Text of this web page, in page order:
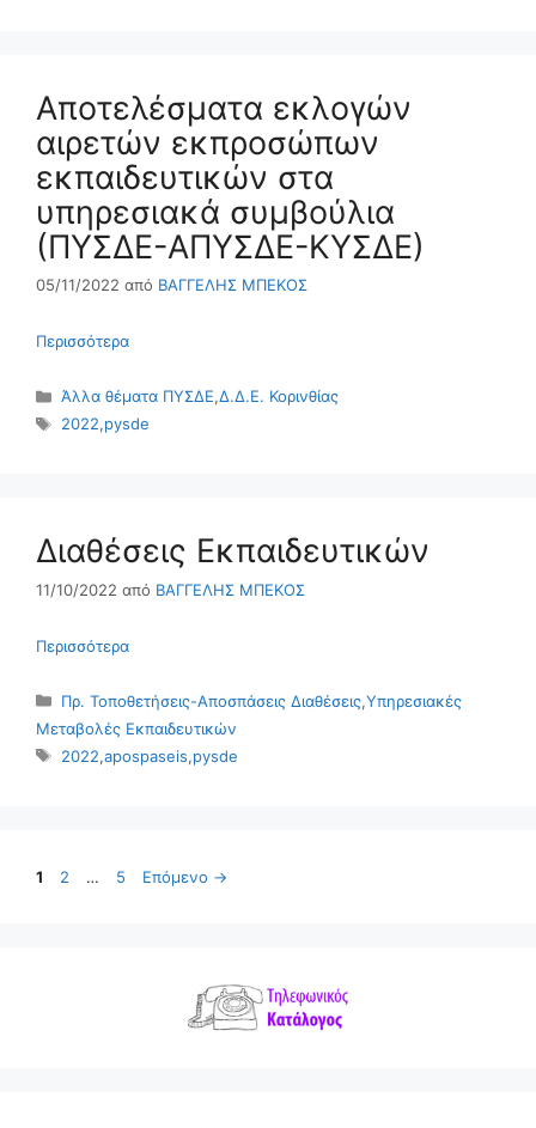
Αποτελέσματα εκλογών
αιρετών εκπροσώπων
εκπαιδευτικών στα
υπηρεσιακά συμβούλια
(ΠΥΣΔΕ-ΑΠΥΣΔΕ-ΚΥΣΔΕ)
05/11/2022 από ΒΑΓΓΕΛΗΣ ΜΠΕΚΟΣ
Περισσότερα
Κατηγορίες
Άλλα θέματα ΠΥΣΔΕ,Δ.Δ.Ε. Κορινθίας
Ετικέτες
2022,pysde
Διαθέσεις Εκπαιδευτικών
11/10/2022 από ΒΑΓΓΕΛΗΣ ΜΠΕΚΟΣ
Περισσότερα
Κατηγορίες
Πρ. Τοποθετήσεις-Αποσπάσεις Διαθέσεις,Υπηρεσιακές
Μεταβολές Εκπαιδευτικών
Ετικέτες
2022,apospaseis,pysde
Σελίδα
1 Σελίδα
2 … Σελίδα
5 Επόμενο →